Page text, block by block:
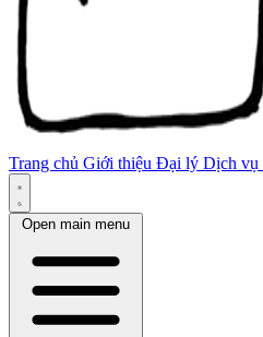
Trang chủ Giới thiệu Đại lý Dịch vụ
Open main menu